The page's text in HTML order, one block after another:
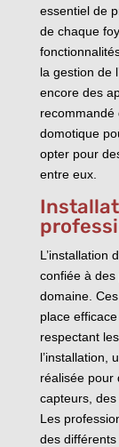
essentiel de
de chaque
la gestion de
encore des
recommandé
domotique
opter pour
entre eux.
L’installation
confiée à
domaine.
place
respectant
l’installation,
réalisée pour
capteurs,
Les
des